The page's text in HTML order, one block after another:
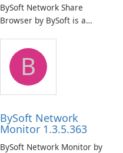
BySoft Network Share
Browser by BySoft is a
application that allows users
to easily browse and manage
shared folders on their
network.
B
BySoft Network
Monitor 1.3.5.363
BySoft Network Monitor by